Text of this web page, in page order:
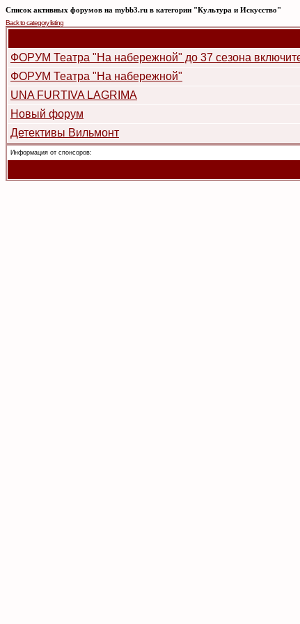
Список активных форумов на mybb3.ru в категории "Культура и Искусство"
Back to category listing
ФОРУМ Театра "На набережной" до 37 сезона
ФОРУМ Театра "На набережной"
UNA FURTIVA LAGRIMA
Новый форум
Детективы Вильмонт
Информация от спонсоров: